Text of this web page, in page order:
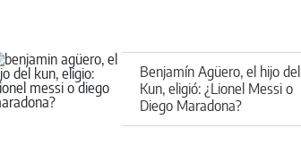
Benjamín Agüero, el hijo del
Kun, eligió: ¿Lionel Messi o
Diego Maradona?